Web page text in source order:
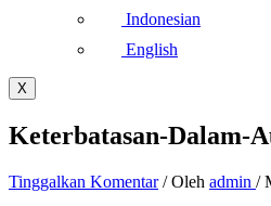
Indonesian
English
X
Keterbatasan-Dalam-
Tinggalkan Komentar / Oleh admin /